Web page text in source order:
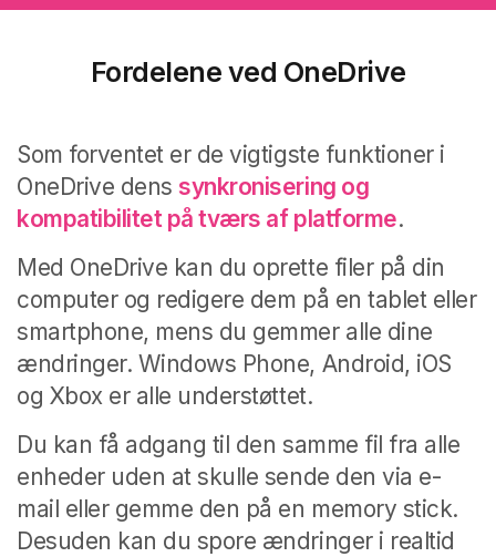
Fordelene ved OneDrive
Som forventet er de vigtigste funktioner i
OneDrive dens synkronisering og
kompatibilitet på tværs af platforme.
Med OneDrive kan du oprette filer på din
computer og redigere dem på en tablet eller
smartphone, mens du gemmer alle dine
ændringer. Windows Phone, Android, iOS
og Xbox er alle understøttet.
Du kan få adgang til den samme fil fra alle
enheder uden at skulle sende den via e-
mail eller gemme den på en memory stick.
Desuden kan du spore ændringer i realtid